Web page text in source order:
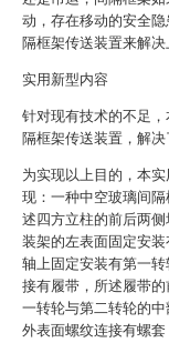
动，存在移动的安全
隔框架传送装置来解决
实用新型内容
针对现有技术的不足
隔框架传送装置，解决
为实现以上目的，本
现：一种中空玻璃间
述四方立柱的前后两
装架的左表面固定安
轴上固定安装有第一
接有履带，所述履带
一转轮与第二转轮的
外表面螺纹连接有螺